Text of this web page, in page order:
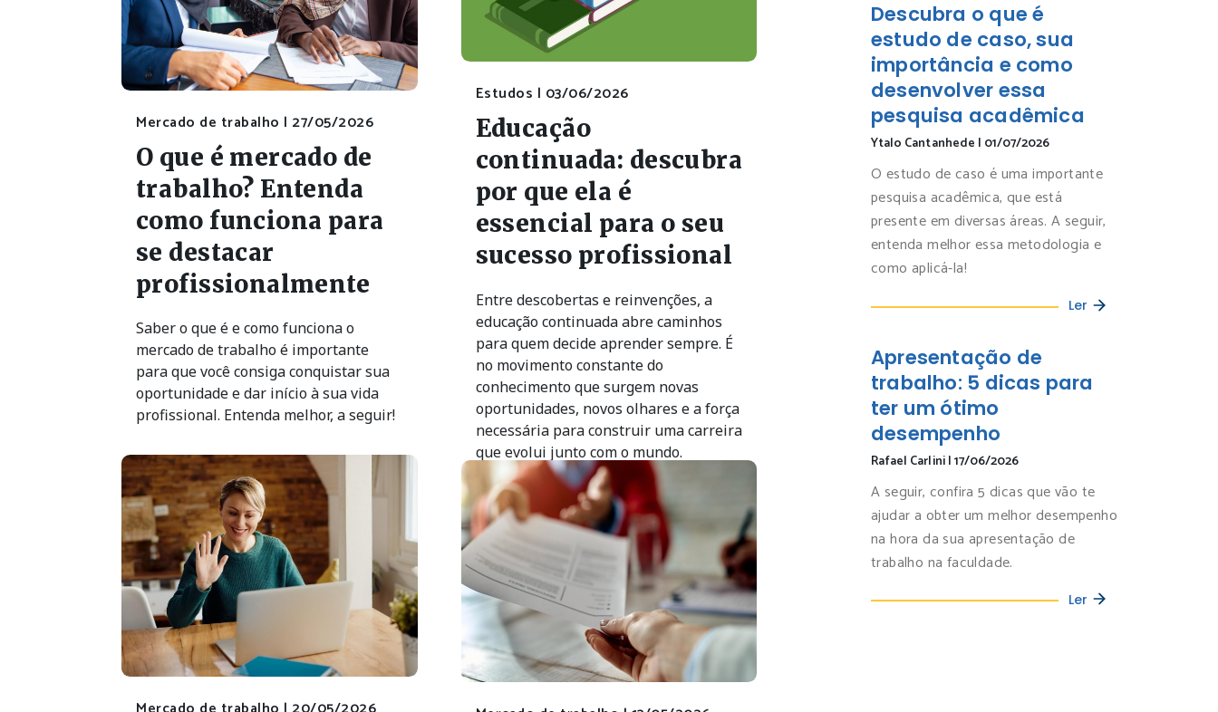
Estudos | 03/06/2026
Educação
continuada: descubra
por que ela é
essencial para o seu
sucesso profissional
Entre descobertas e reinvenções, a
educação continuada abre caminhos
para quem decide aprender sempre. É
no movimento constante do
conhecimento que surgem novas
oportunidades, novos olhares e a força
necessária para construir uma carreira
que evolui junto com o mundo.
Mercado de trabalho | 27/05/2026
O que é mercado de
trabalho? Entenda
como funciona para
se destacar
profissionalmente
Saber o que é e como funciona o
mercado de trabalho é importante
para que você consiga conquistar sua
oportunidade e dar início à sua vida
profissional. Entenda melhor, a seguir!
Descubra o que é
estudo de caso, sua
importância e como
desenvolver essa
pesquisa acadêmica
Ytalo Cantanhede | 01/07/2026
O estudo de caso é uma importante
pesquisa acadêmica, que está
presente em diversas áreas. A seguir,
entenda melhor essa metodologia e
como aplicá-la!
Ler
Apresentação de
trabalho: 5 dicas para
ter um ótimo
desempenho
Rafael Carlini|17/06/2026
A seguir, confira 5 dicas que vão te
ajudar a obter um melhor desempenho
na hora da sua apresentação de
trabalho na faculdade.
Ler